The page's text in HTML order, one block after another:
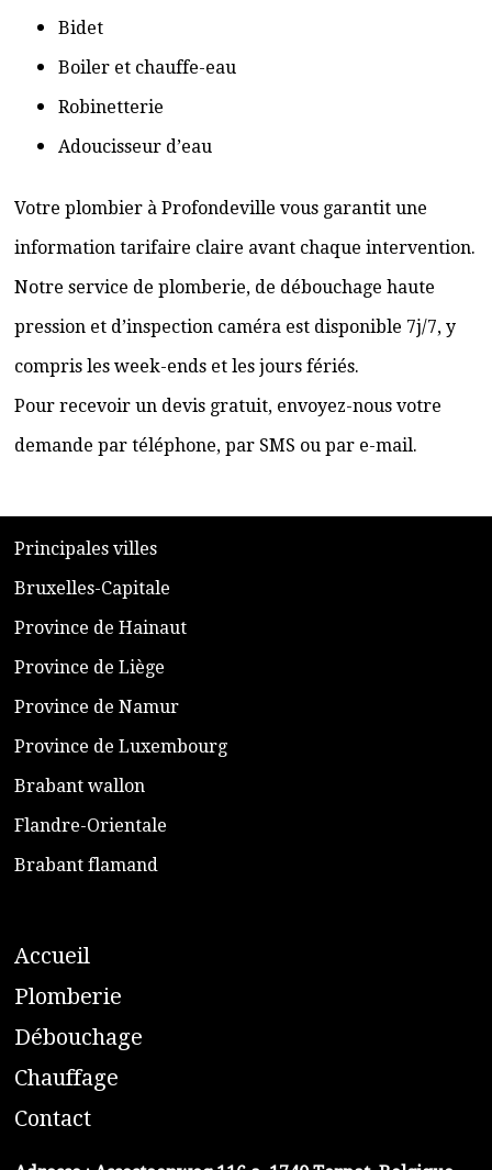
Bidet
Boiler et chauffe-eau
Robinetterie
Adoucisseur d’eau
Votre plombier à Profondeville vous garantit une
information tarifaire claire avant chaque intervention.
Notre service de plomberie, de débouchage haute
pression et d’inspection caméra est disponible 7j/7, y
compris les week-ends et les jours fériés.
Pour recevoir un devis gratuit, envoyez-nous votre
demande par téléphone, par SMS ou par e-mail.
​Principales villes
​Bruxelles-Capitale
​Province de Hainaut
Province de Liège
​Province de Namur
​Province de Luxembourg
​Brabant wallon
​Flandre-Orientale
​Brabant flamand
Accueil
​Plomberie
Débouchage
Chauffage
Contact